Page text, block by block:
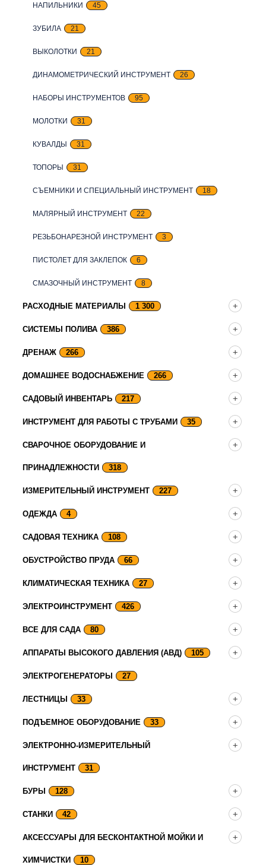
НАПИЛЬНИКИ 45
ЗУБИЛА 21
ВЫКОЛОТКИ 21
ДИНАМОМЕТРИЧЕСКИЙ ИНСТРУМЕНТ 26
НАБОРЫ ИНСТРУМЕНТОВ 95
МОЛОТКИ 31
КУВАЛДЫ 31
ТОПОРЫ 31
СЪЕМНИКИ И СПЕЦИАЛЬНЫЙ ИНСТРУМЕНТ 18
МАЛЯРНЫЙ ИНСТРУМЕНТ 22
РЕЗЬБОНАРЕЗНОЙ ИНСТРУМЕНТ 3
ПИСТОЛЕТ ДЛЯ ЗАКЛЕПОК 6
СМАЗОЧНЫЙ ИНСТРУМЕНТ 8
РАСХОДНЫЕ МАТЕРИАЛЫ 1 300
СИСТЕМЫ ПОЛИВА 386
ДРЕНАЖ 266
ДОМАШНЕЕ ВОДОСНАБЖЕНИЕ 266
САДОВЫЙ ИНВЕНТАРЬ 217
ИНСТРУМЕНТ ДЛЯ РАБОТЫ С ТРУБАМИ 35
СВАРОЧНОЕ ОБОРУДОВАНИЕ И
ПРИНАДЛЕЖНОСТИ 318
ИЗМЕРИТЕЛЬНЫЙ ИНСТРУМЕНТ 227
ОДЕЖДА 4
САДОВАЯ ТЕХНИКА 108
ОБУСТРОЙСТВО ПРУДА 66
КЛИМАТИЧЕСКАЯ ТЕХНИКА 27
ЭЛЕКТРОИНСТРУМЕНТ 426
ВСЕ ДЛЯ САДА 80
АППАРАТЫ ВЫСОКОГО ДАВЛЕНИЯ (АВД) 105
ЭЛЕКТРОГЕНЕРАТОРЫ 27
ЛЕСТНИЦЫ 33
ПОДЪЕМНОЕ ОБОРУДОВАНИЕ 33
ЭЛЕКТРОННО-ИЗМЕРИТЕЛЬНЫЙ
ИНСТРУМЕНТ 31
БУРЫ 128
СТАНКИ 42
АКСЕССУАРЫ ДЛЯ БЕСКОНТАКТНОЙ МОЙКИ И
ХИМЧИСТКИ 10